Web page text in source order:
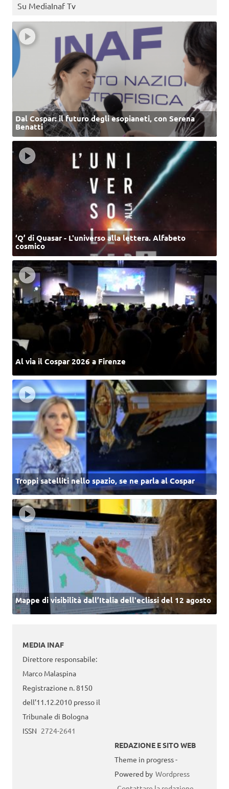
Su MediaInaf Tv
Dal Cospar: il futuro degli esopianeti, con Serena
Benatti
‘Q’ di Quasar - L'universo alla lettera. Alfabeto
cosmico
Al via il Cospar 2026 a Firenze
Troppi satelliti nello spazio, se ne parla al Cospar
Mappe di visibilità dall’Italia dell'eclissi del 12 agosto
MEDIA INAF
Direttore responsabile:
Marco Malaspina
Registrazione n. 8150
dell’11.12.2010 presso il
Tribunale di Bologna
ISSN 2724-2641
REDAZIONE E SITO WEB
Theme in progress -
Powered by Wordpress